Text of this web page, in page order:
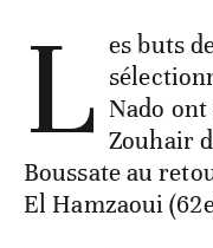
L es buts
Nado
Zouhair
Boussate au
El Hamzaoui